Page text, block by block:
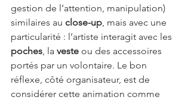
gestion de l’attention, manipulation)
similaires au close-up , mais avec une
particularité : l’artiste interagit avec les
poches , la veste ou des accessoires
portés par un volontaire. Le bon
réflexe, côté organisateur, est de
considérer cette animation comme